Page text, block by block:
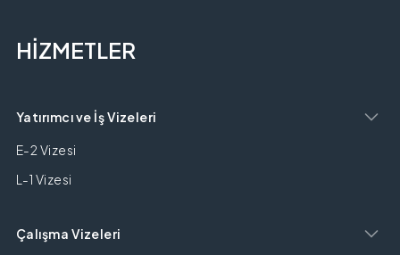
HİZMETLER
Yatırımcı ve İş Vizeleri
E-2 Vizesi
L-1 Vizesi
Çalışma Vizeleri